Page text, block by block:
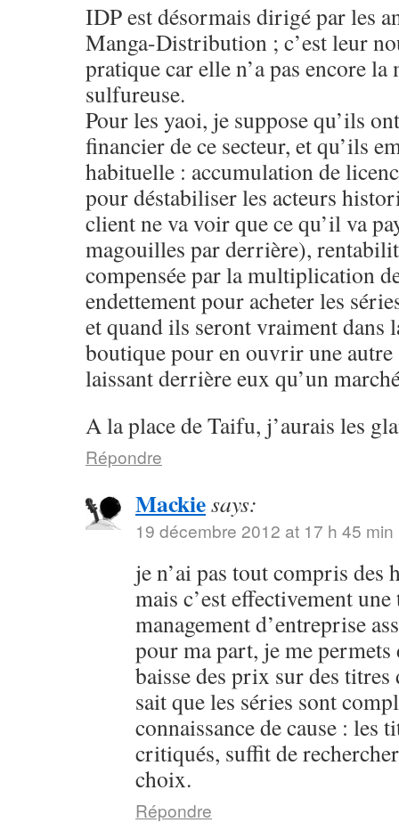
IDP est désormais dirigé par les
Manga-Distribution ; c’est leur
pratique car elle n’a pas encore
sulfureuse.
Pour les yaoi, je suppose qu’ils
financier de ce secteur, et qu’ils
habituelle : accumulation de
pour déstabiliser les acteurs
client ne va voir que ce qu’il va
magouilles par derrière),
compensée par la multiplication
endettement pour acheter les
et quand ils seront vraiment dans
boutique pour en ouvrir une autre
laissant derrière eux qu’un
A la place de Taifu, j’aurais les
Répondre
Mackiesays:
19 décembre 2012 at 17 h 45 min
je n’ai pas tout compris des
mais c’est effectivement
management d’entreprise
pour ma part, je me
baisse des prix sur des
sait que les séries sont
connaissance de cause : les
critiqués, suffit de
choix.
Répondre